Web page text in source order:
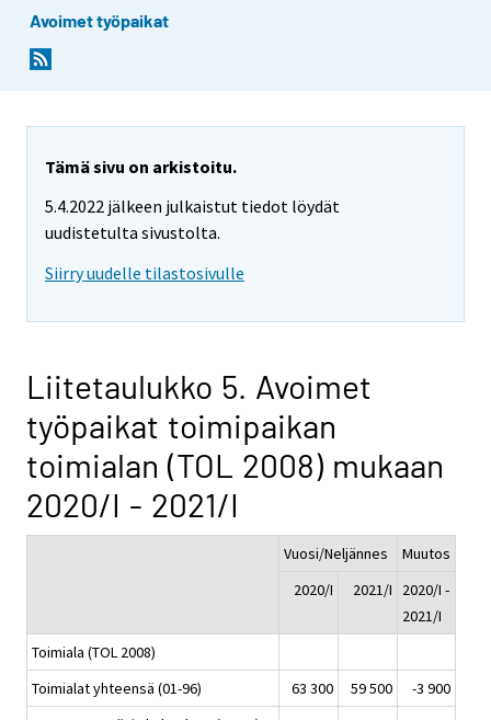
Avoimet työpaikat
Tämä sivu on arkistoitu.
5.4.2022 jälkeen julkaistut tiedot löydät
uudistetulta sivustolta.
Siirry uudelle tilastosivulle
Liitetaulukko 5. Avoimet
työpaikat toimipaikan
toimialan (TOL 2008) mukaan
2020/I - 2021/I
Vuosi/Neljännes
Muutos
2020/I
2021/I
2020/I -
2021/I
Toimiala (TOL 2008)
Toimialat yhteensä (01-96)
63 300 59 500
-3 900